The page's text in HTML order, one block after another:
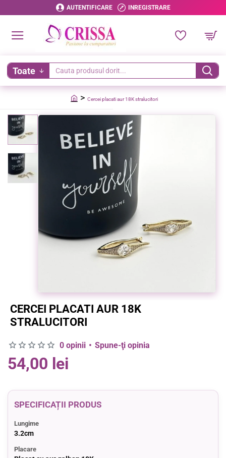
AUTENTIFICARE INREGISTRARE
Toate
Cauta
produsul
Cercei placati aur 18K stralucitori
CERCEI PLACATI AUR 18K
STRALUCITORI
SPECIFICAȚII PRODUS
Lungime
3.2cm
Placare
0 opinii • Spune-ţi opinia
54,00 lei